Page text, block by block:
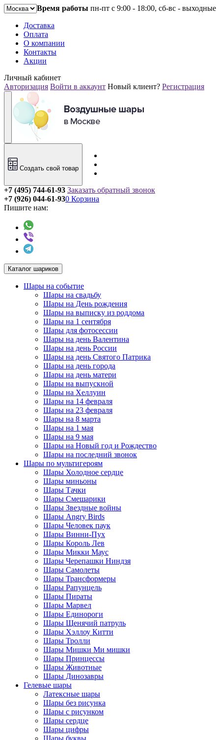
Время работы пн-пт с 9:00 - 18:00, сб-вс - выходные
Доставка
Оплата
О компании
Контакты
Акции
Личный кабинет
Авторизация Войти в аккаунт Новый клиент? Регистрация
Создать свой товар
+7 (495) 744-61-93 Заказать обратный звонок
+7 (926) 044-61-93
Пишите нам:
0 Корзина
Каталог шариков
Шары на событие
Шары на свадьбу
Шары на День рождения
Шары на выписку из роддома
Шары на 1 сентября
Шары для фотосессии
Шары на день Валентина
Шары на день России
Шары на день Святого Патрика
Шары на день города
Шары на день матери
Шары на выпускной
Шары на Хеллуин
Шары на 14 февраля
Шары на 23 февраля
Шары на 8 марта
Шары на 1 мая
Шары на 9 мая
Шары на Новый год и Рождество
Шары на последний звонок
Шары по мультигероям
Шары Холодное сердце
Шары миньоны
Шары Тачки
Шары Смешарики
Шары Звездные войны
Шары Angry Birds
Шары Человек паук
Шары Винни-Пух
Шары Король Лев
Шары Микки Маус
Шары Черепашки Ниндзя
Шары Самолеты
Шары Трансформеры
Шары Рапунцель
Шары Пираты
Шары Марвел
Шары Единороги
Шары Щенячий патруль
Шары Хэллоу Китти
Шары Тролли
Шары Мишки Ми мишки
Шары Принцессы
Шары Животные
Шары Динозавры
Гелевые шары
Латексные шары
Шары без рисунка
Шары с рисунком
Шары сердце
Шары цифры
Шары буквы